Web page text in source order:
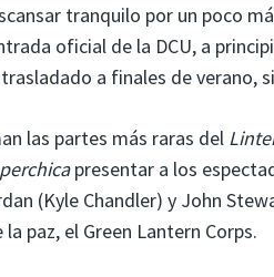
tranquilo por un poco
oficial de la DCU, a
a finales de verano,
las partes más raras del
presentar a los
(Kyle Chandler) y John
paz, el Green Lantern Corps.